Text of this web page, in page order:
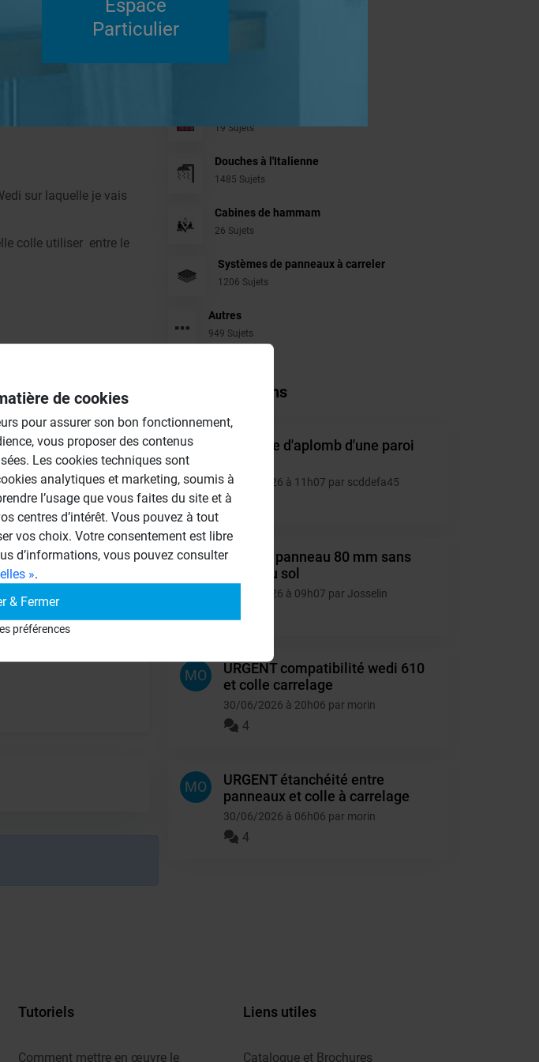
Répondre
sur laquelle je vais
colle utiliser entre le
carrelage
cms mini
1 céntré)
collage
19 Sujets
Douches à l'Italienne
1485 Sujets
Cabines de hammam
26 Sujets
Systèmes de panneaux à carreler
1206 Sujets
Autres
949 Sujets
Autres questions
SC
Montage d'aplomb d'une paroi
10/07/2026 à 11h07 par scddefa45
JO
Collage panneau 80 mm sans
appui au sol
06/07/2026 à 09h07 par Josselin
MO
URGENT compatibilité wedi 610
et colle carrelage
30/06/2026 à 20h06 par morin
4
MO
URGENT étanchéité entre
panneaux et colle à carrelage
30/06/2026 à 06h06 par morin
4
Tutoriels
Comment mettre en œuvre le
Liens utiles
Catalogue et Brochures
de cookies
pour assurer son bon fonctionnement,
vous proposer des contenus
Les cookies techniques sont
analytiques et marketing, soumis à
l’usage que vous faites du site et à
centres d’intérêt. Vous pouvez à tout
vos choix. Votre consentement est libre
d’informations, vous pouvez consulter
».
& Fermer
préférences
Espace
Particulier